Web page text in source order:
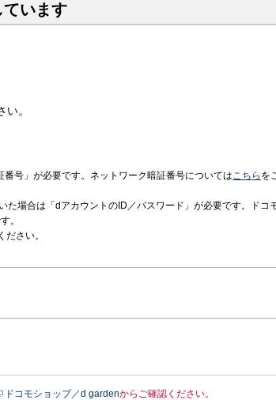
います
。
号」が必要です。ネットワーク暗証番号についてはこちら を
場合は「dアカウントのID／パスワード」が必要です。ドコ
。
ださい。
ドコモショップ／d gardenからご確認ください。